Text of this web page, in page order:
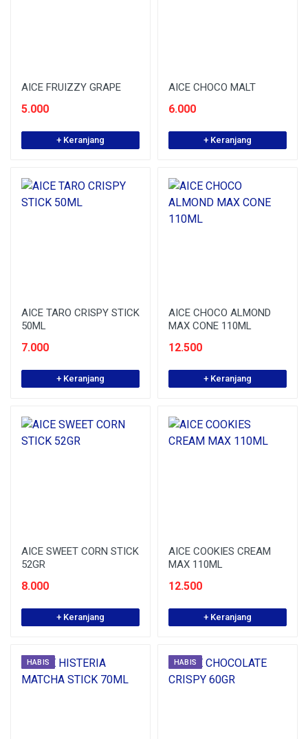
AICE FRUIZZY GRAPE
5.000
+ Keranjang
AICE CHOCO MALT
6.000
+ Keranjang
AICE TARO CRISPY STICK
50ML
7.000
+ Keranjang
AICE CHOCO ALMOND
MAX CONE 110ML
12.500
+ Keranjang
AICE SWEET CORN STICK
52GR
8.000
+ Keranjang
AICE COOKIES CREAM
MAX 110ML
12.500
+ Keranjang
HABIS HABIS